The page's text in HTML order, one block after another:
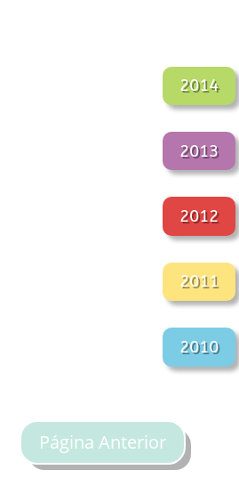
2014
2013
2012
2011
2010
Página Anterior